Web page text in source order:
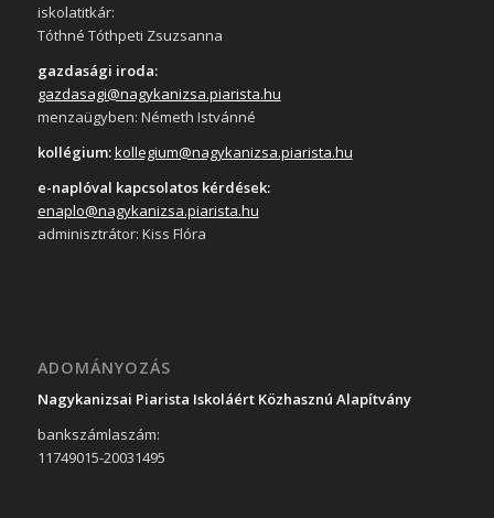
iskolatitkár:
Tóthné Tóthpeti Zsuzsanna
gazdasági iroda:
gazdasagi@nagykanizsa.piarista.hu
menzaügyben: Németh Istvánné
kollégium:kollegium@nagykanizsa.piarista.hu
e-naplóval kapcsolatos kérdések:
enaplo@nagykanizsa.piarista.hu
adminisztrátor: Kiss Flóra
ADOMÁNYOZÁS
Nagykanizsai Piarista Iskoláért Közhasznú Alapítvány
bankszámlaszám:
11749015-20031495